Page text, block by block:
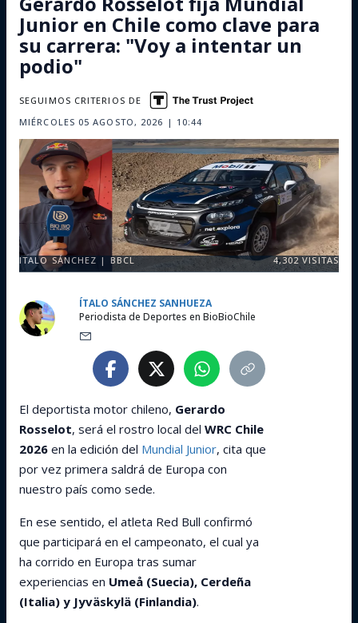
Junior en Chile como clave para
su carrera: "Voy a intentar un
podio"
MIÉRCOLES 05 AGOSTO, 2026 | 10:44
SEGUIMOS CRITERIOS DE
ITALO SÁNCHEZ | BBCL 4,302 VISITAS
ÍTALO SÁNCHEZ SANHUEZA
Periodista de Deportes en BioBioChile
El deportista motor chileno, Gerardo
Rosselot, será el rostro local del WRC Chile
2026 en la edición del Mundial Junior, cita que
por vez primera saldrá de Europa con
nuestro país como sede.
En ese sentido, el atleta Red Bull confirmó
que participará en el campeonato, el cual ya
ha corrido en Europa tras sumar
experiencias en Umeå (Suecia), Cerdeña
(Italia) y Jyväskylä (Finlandia).